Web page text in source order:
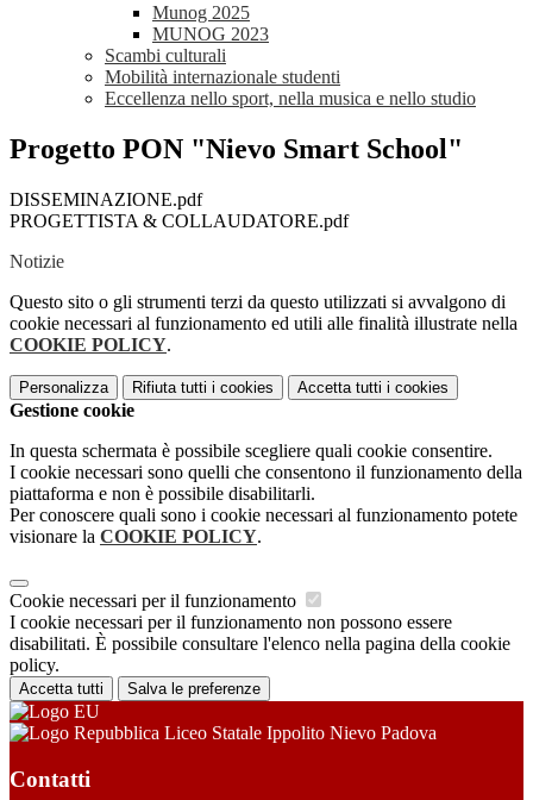
Munog 2025
MUNOG 2023
Scambi culturali
Mobilità internazionale studenti
Eccellenza nello sport, nella musica e nello studio
Progetto PON "Nievo Smart School"
DISSEMINAZIONE.pdf
PROGETTISTA & COLLAUDATORE.pdf
Notizie
Questo sito o gli strumenti terzi da questo utilizzati si avvalgono di
cookie necessari al funzionamento ed utili alle finalità illustrate nella
COOKIE POLICY.
Personalizza Rifiuta tutti i cookies Accetta tutti i cookies
Gestione cookie
In questa schermata è possibile scegliere quali cookie consentire.
I cookie necessari sono quelli che consentono il funzionamento della
piattaforma e non è possibile disabilitarli.
Per conoscere quali sono i cookie necessari al funzionamento potete
visionare la COOKIE POLICY.
Cookie necessari per il funzionamento
I cookie necessari per il funzionamento non possono essere
disabilitati. È possibile consultare l'elenco nella pagina della cookie
policy.
Accetta tutti Salva le preferenze
Liceo Statale Ippolito Nievo Padova
Contatti